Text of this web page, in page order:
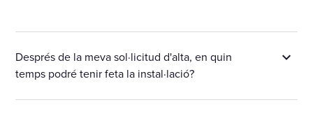
Després de la meva sol·licitud d'alta, en quin
temps podré tenir feta la instal·lació?